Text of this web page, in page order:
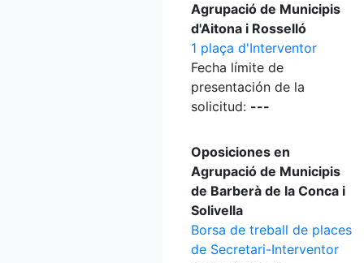
Agrupació de Municipis
d'Aitona i Rosselló
1 plaça d'Interventor
Fecha límite de
presentación de la
solicitud: ---
Oposiciones en
Agrupació de Municipis
de Barberà de la Conca i
Solivella
Borsa de treball de places
de Secretari-Interventor